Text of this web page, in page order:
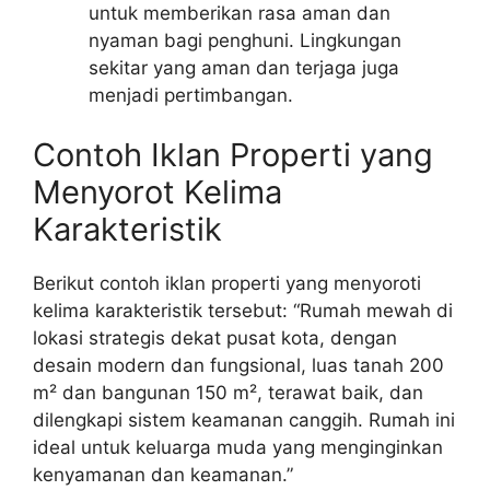
untuk memberikan rasa aman dan
nyaman bagi penghuni. Lingkungan
sekitar yang aman dan terjaga juga
menjadi pertimbangan.
Contoh Iklan Properti yang
Menyorot Kelima
Karakteristik
Berikut contoh iklan properti yang menyoroti
kelima karakteristik tersebut: “Rumah mewah di
lokasi strategis dekat pusat kota, dengan
desain modern dan fungsional, luas tanah 200
m² dan bangunan 150 m², terawat baik, dan
dilengkapi sistem keamanan canggih. Rumah ini
ideal untuk keluarga muda yang menginginkan
kenyamanan dan keamanan.”